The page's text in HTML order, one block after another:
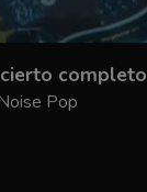
completo
Pop